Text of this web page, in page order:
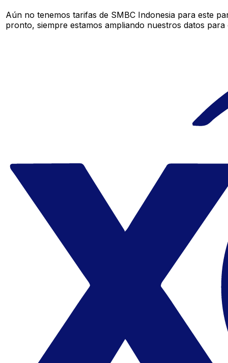
Aún no tenemos tarifas de SMBC Indonesia para este
pronto, siempre estamos ampliando nuestros datos